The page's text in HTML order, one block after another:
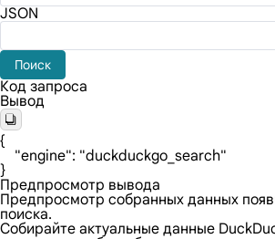
JSON
Поиск
Код запроса
Вывод
{
    "engine": "duckduckgo_search"
}
Предпросмотр вывода
Предпросмотр собранных данных
поиска.
Собирайте актуальные данные